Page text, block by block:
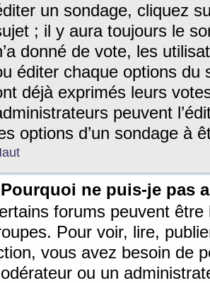
un sondage, cliquez
; il y aura toujours le
donné de vote, les
éditer chaque options du
déjà exprimés leurs
peuvent
options d’un sondage à
ne puis-je pas
forums peuvent être
Pour voir, lire,
vous avez besoin de
ou un